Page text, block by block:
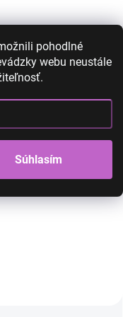
pohodlné
webu neustále
Súhlasím
vlnitý
39,00 €